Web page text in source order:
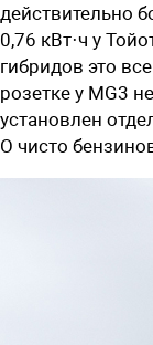
действительно
0,76 кВт·ч у
гибридов это
розетке у MG3
установлен
О чисто